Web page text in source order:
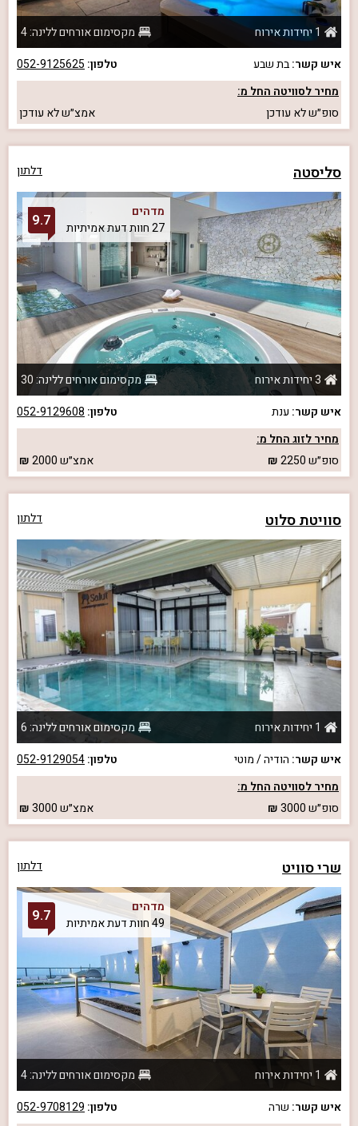
1 יחידות אירוח
מקסימום אורחים ללינה: 4
איש קשר:בת שבע טלפון: 052-9125625
מחיר לסוויטה החל מ:
סופ״שלא עודכן אמצ״שלא עודכן
סליסטה דלתון
מדהים
27 חוות דעת אמיתיות
9.7
3 יחידות אירוח
מקסימום אורחים ללינה: 30
איש קשר: ענת טלפון: 052-9129608
מחיר לזוג החל מ:
סופ״ש2250 אמצ״ש2000
סוויטת סלוט דלתון
1 יחידות אירוח
מקסימום אורחים ללינה: 6
איש קשר: הודיה / מוטי טלפון:052-9129054
מחיר לסוויטה החל מ:
סופ״ש3000 אמצ״ש3000
שרי סוויט דלתון
מדהים
49 חוות דעת אמיתיות
9.7
1 יחידות אירוח
מקסימום אורחים ללינה: 4
איש קשר: שרה טלפון: 052-9708129